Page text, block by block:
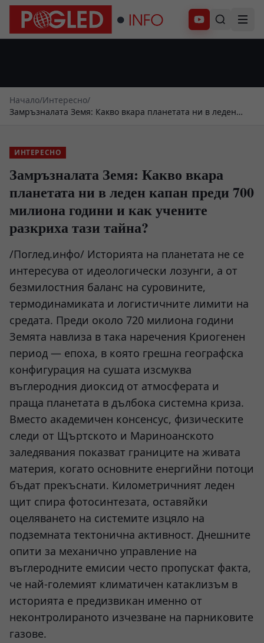
Абонирай се
Начало/Интересно/
Замръзналата Земя: Какво вкара планетата ни в леден
ИНТЕРЕСНО
Замръзналата Земя: Какво вкара
планетата ни в леден капан преди 700
милиона години и как учените
разкриха тази тайна?
/Поглед.инфо/ Историята на планетата не се
интересува от идеологически лозунги, а от
безмилостния баланс на суровините,
термодинамиката и логистичните лимити на
средата. Преди около 720 милиона години
Земята навлиза в така наречения Криогенен
период — епоха, в която грешна географска
конфигурация на сушата изсмуква
въглеродния диоксид от атмосферата и
праща планетата в дълбока системна криза.
Вместо академичен консенсус, физическите
следи от Щъртското и Мариноанското
заледявания показват границите на живата
материя, когато основните енергийни потоци
бъдат прекъснати. Километричният леден
щит спира фотосинтезата, оставяйки
оцеляването на системите изцяло на
подземната тектонична активност. Днешните
опити за механично управление на
въглеродните емисии често пропускат факта,
че най-големият климатичен катаклизъм в
историята е предизвикан именно от
неконтролираното изчезване на парниковите
газове.